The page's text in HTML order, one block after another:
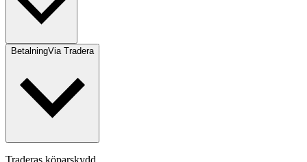
BetalningVia Tradera